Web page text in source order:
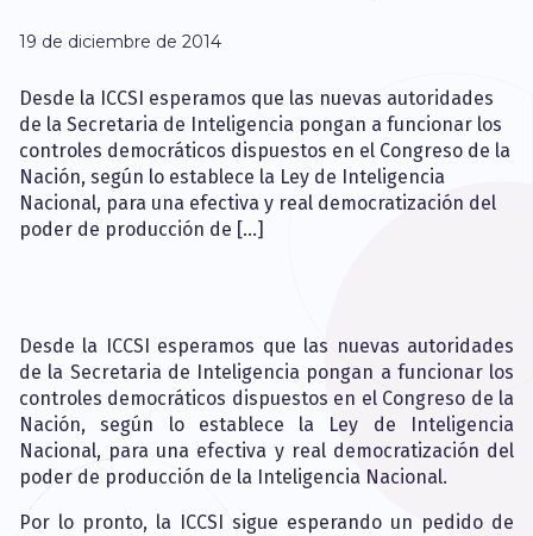
19 de diciembre de 2014
Desde la ICCSI esperamos que las nuevas autoridades
de la Secretaria de Inteligencia pongan a funcionar los
controles democráticos dispuestos en el Congreso de la
Nación, según lo establece la Ley de Inteligencia
Nacional, para una efectiva y real democratización del
poder de producción de […]
Desde la ICCSI esperamos que las nuevas autoridades
de la Secretaria de Inteligencia pongan a funcionar los
controles democráticos dispuestos en el Congreso de la
Nación, según lo establece la Ley de Inteligencia
Nacional, para una efectiva y real democratización del
poder de producción de la Inteligencia Nacional.
Por lo pronto, la ICCSI sigue esperando un pedido de